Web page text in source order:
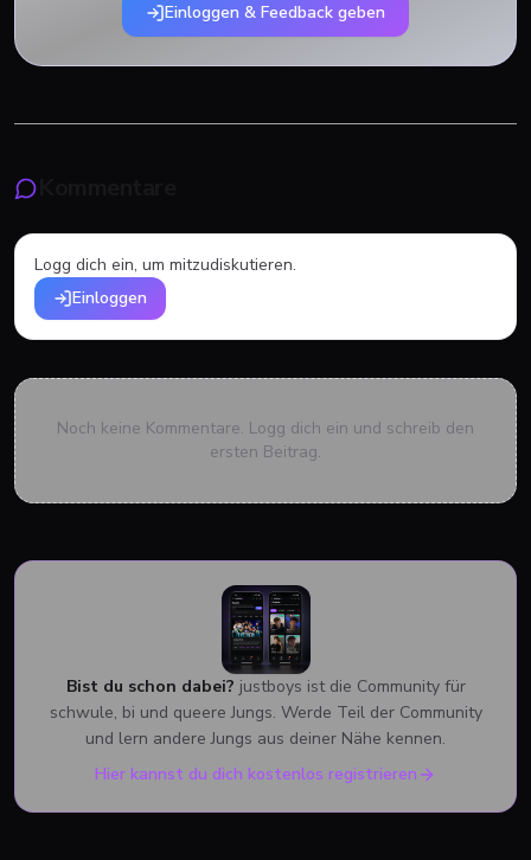
Einloggen & Feedback geben
Logg dich ein, um mitzudiskutieren.
Einloggen
Noch keine Kommentare. Logg dich ein und schreib den
ersten Beitrag.
Bist du schon dabei? justboys ist die Community für
schwule, bi und queere Jungs. Werde Teil der Community
und lern andere Jungs aus deiner Nähe kennen.
Hier kannst du dich kostenlos registrieren